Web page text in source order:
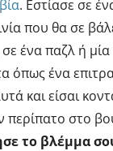
. Εστίασε σε
που θα σε
σε ένα παζλ ή
όπως ένα
και είσαι
περίπατο στο
το βλέμμα